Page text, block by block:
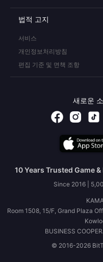
법적 고지
서비스
개인정보처리방침
편집 기준 및 면책 조항
새로운
10 Years Trusted Game
Since 2016 |
Room 1508, 15/F, Grand Plaza
BUSINESS
© 2016-2026